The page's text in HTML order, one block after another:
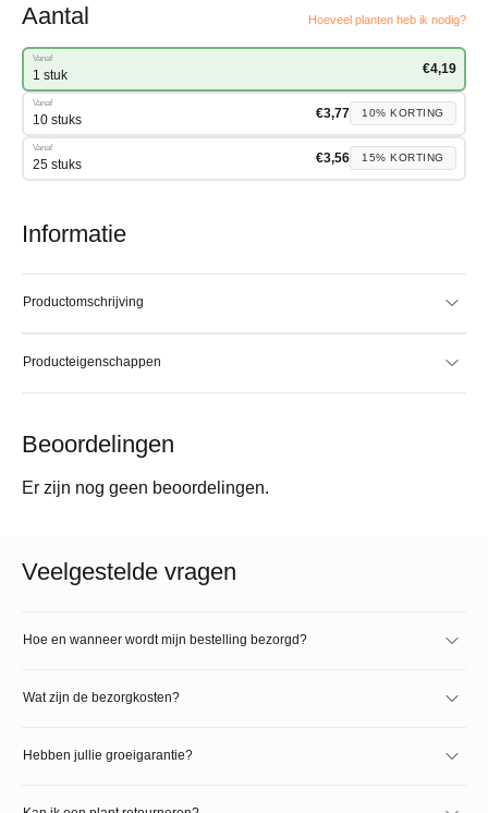
Aantal Hoeveel planten heb ik nodig?
Vanaf
1 stuk €4,19
Vanaf
10 stuks €3,77 10% KORTING
Vanaf
25 stuks €3,56 15% KORTING
Informatie
Productomschrijving
Producteigenschappen
Beoordelingen
Er zijn nog geen beoordelingen.
Veelgestelde vragen
Hoe en wanneer wordt mijn bestelling bezorgd?
Wat zijn de bezorgkosten?
Hebben jullie groeigarantie?